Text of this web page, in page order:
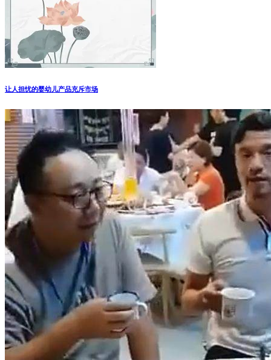
让人担忧的婴幼儿产品充斥市场